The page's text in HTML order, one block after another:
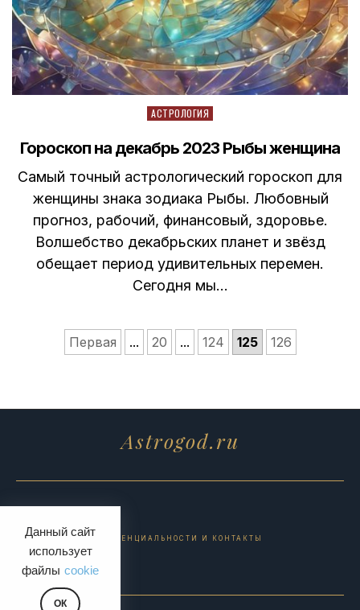
Данный сайт
использует
файлы cookie
ОК
Posted
АСТРОЛОГИЯ
Гороскоп на декабрь 2023 Рыбы женщина
Самый точный астрологический гороскоп для
женщины знака зодиака Рыбы. Любовный
прогноз, рабочий, финансовый, здоровье.
Волшебство декабрьских планет и звёзд
обещает период удивительных перемен.
Сегодня мы…
Первая ... 20 ... 124 125 126
Astrogod.ru
ПОЛИТИКА КОНФИДЕНЦИАЛЬНОСТИ И КОНТАКТЫ